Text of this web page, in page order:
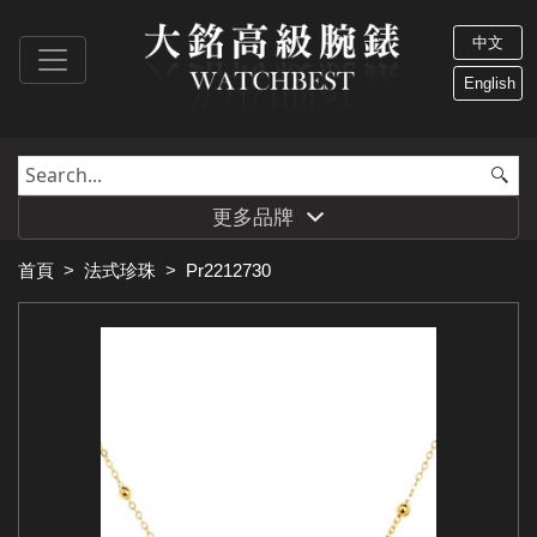
中文
English
更多品牌
首頁 > 法式珍珠 > Pr2212730